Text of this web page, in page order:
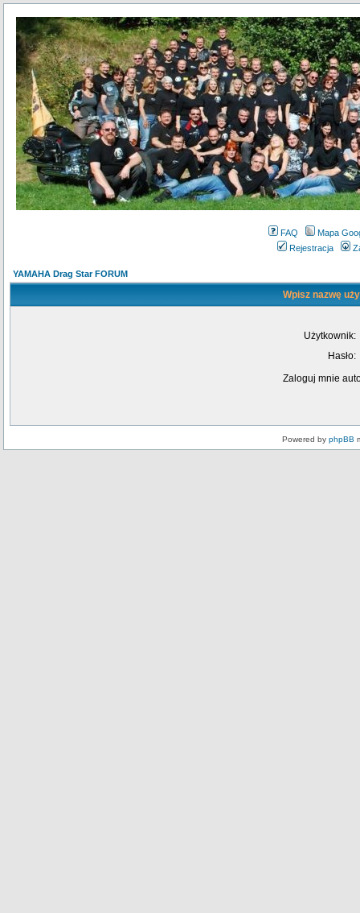
FAQ
Mapa
Rejestracja
YAMAHA Drag Star FORUM
Wpisz nazwę
Użytkownik:
Hasło:
Zaloguj mnie
Powered by phpBB